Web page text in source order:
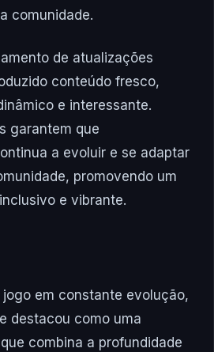
comunidade.
de atualizações
conteúdo fresco,
e interessante.
garantem que
a evoluir e se adaptar
promovendo um
e vibrante.
jogo em constante evolução,
destacou como uma
combina a profundidade